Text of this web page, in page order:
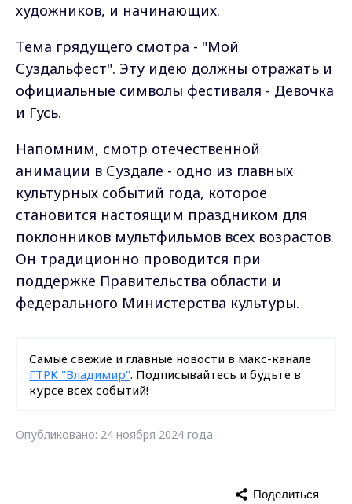
художников, и начинающих.
Тема грядущего смотра - "Мой
Суздальфест". Эту идею должны отражать и
официальные символы фестиваля - Девочка
и Гусь.
Напомним, смотр отечественной
анимации в Суздале - одно из главных
культурных событий года, которое
становится настоящим праздником для
поклонников мультфильмов всех возрастов.
Он традиционно проводится при
поддержке Правительства области и
федерального Министерства культуры.
Самые свежие и главные новости в макс-канале
ГТРК "Владимир". Подписывайтесь и будьте в
курсе всех событий!
Опубликовано: 24 ноября 2024 года
Поделиться